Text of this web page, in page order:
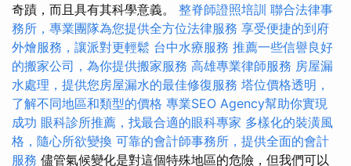
奇蹟，而且具有其科學意義。 整脊師證照培訓 聯合法律事
務所，專業團隊為您提供全方位法律服務 享受便捷的到府
外燴服務，讓派對更輕鬆 台中水療服務 推薦一些信譽良好
的搬家公司，為你提供搬家服務 高雄專業律師服務 房屋漏
水處理，提供您房屋漏水的最佳修復服務 塔位價格透明，
了解不同地區和類型的價格 專業SEO Agency幫助你實現
成功 眼科診所推薦，找最合適的眼科專家 多樣化的裝潢風
格，隨心所欲變換 可靠的會計師事務所，提供全面的會計
服務 儘管氣候變化是對這個特殊地區的危險，但我們可以